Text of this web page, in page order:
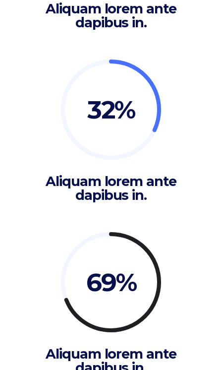
Aliquam lorem ante
dapibus in.
32
Aliquam lorem ante
dapibus in.
69
Aliquam lorem ante